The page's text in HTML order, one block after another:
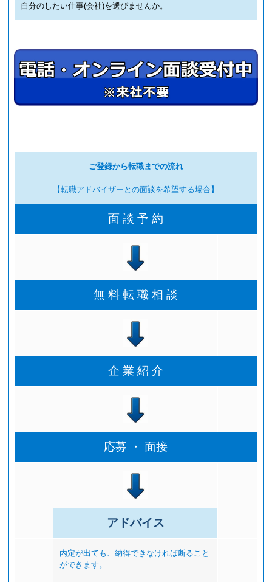
自分のしたい仕事(会社)を選びませんか。
ご登録から転職までの流れ
【転職アドバイザーとの面談を希望する場合】
面 談 予 約
無 料 転 職 相 談
企 業 紹 介
応募 ・ 面接
アドバイス
内定が出ても、納得できなければ断ること
ができます。